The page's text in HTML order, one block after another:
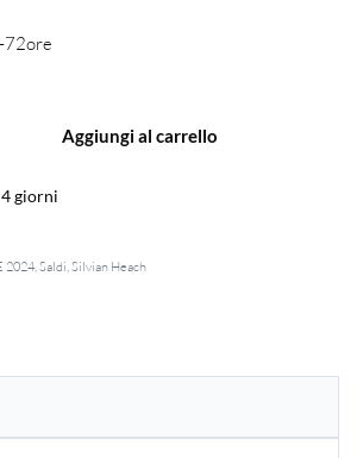
72ore
Aggiungi al carrello
4 giorni
2024,Saldi,Silvian Heach